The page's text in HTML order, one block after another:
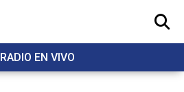
RADIO EN VIVO
BUSCAR